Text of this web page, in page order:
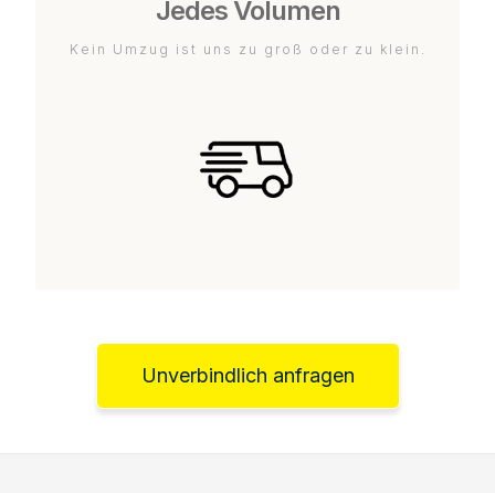
Jedes Volumen
Kein Umzug ist uns zu groß oder zu klein.
Unverbindlich anfragen